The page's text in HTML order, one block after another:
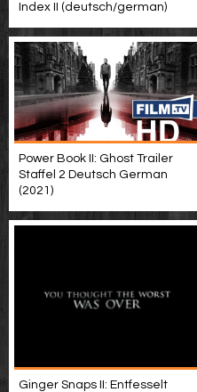
Index II (deutsch/german)
Power Book II: Ghost Trailer
Staffel 2 Deutsch German
(2021)
Ginger Snaps II: Entfesselt